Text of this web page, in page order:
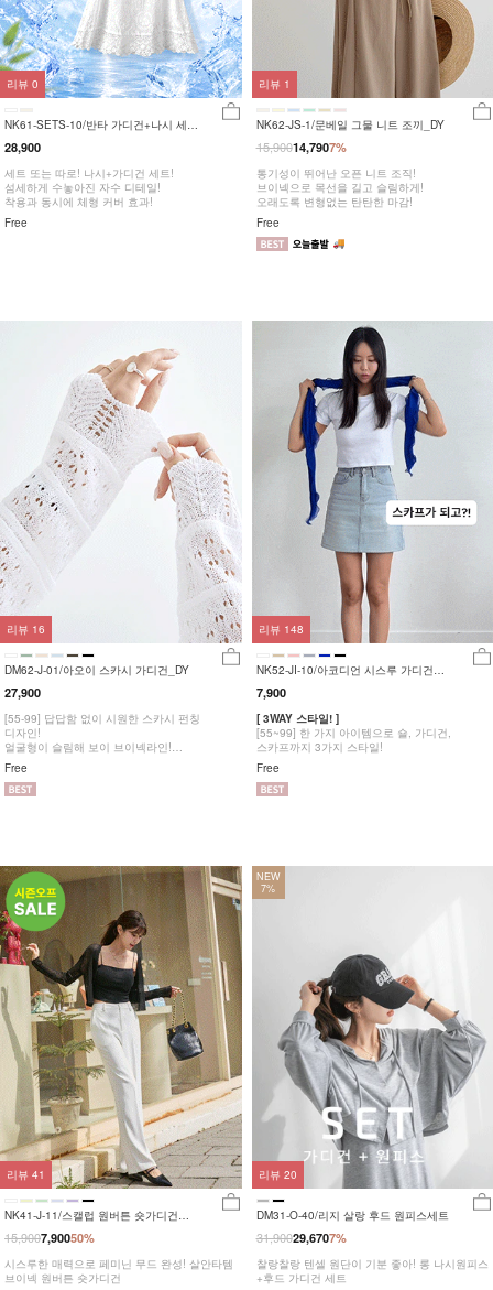
NK61-SETS-10/반타 가디건+나시 세트
_DY
28,900
세트 또는 따로! 나시+가디건 세트!
섬세하게 수놓아진 자수 디테일!
착용과 동시에 체형 커버 효과!
Free
리뷰 0
NK62-JS-1/문베일 그물 니트 조끼_DY
7%
15,90014,790
통기성이 뛰어난 오픈 니트 조직!
브이넥으로 목선을 길고 슬림하게!
오래도록 변형없는 탄탄한 마감!
Free
리뷰 1
DM62-J-01/아오이 스카시 가디건_DY
27,900
[55-99] 답답함 없이 시원한 스카시 펀칭
디자인!
얼굴형이 슬림해 보이 브이넥라인!
여성스러운 물결라인 마감!
Free
리뷰 16
NK52-JI-10/아코디언 시스루 가디건
_DY
7,900
[ 3WAY 스타일! ]
[55~99] 한 가지 아이템으로 숄, 가디건,
스카프까지 3가지 스타일!
Free
리뷰 148
NK41-J-11/스캘럽 원버튼 숏가디건
_JY,HR
50%
15,9007,900
시스루한 매력으로 페미닌 무드 완성! 살안타템
브이넥 원버튼 숏가디건
리뷰 41
NEW
7%
DM31-O-40/리지 살랑 후드 원피스세트
7%
31,90029,670
찰랑찰랑 텐셀 원단이 기분 좋아! 롱 나시원피스
+후드 가디건 세트
리뷰 20